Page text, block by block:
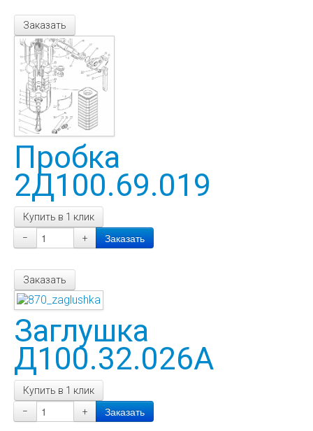
Заказать
Пробка
2Д100.69.019
Купить в 1 клик
−
+
Заказать
Заглушка
Д100.32.026А
Купить в 1 клик
−
+